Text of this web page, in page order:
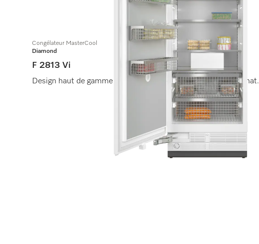
Congélateur MasterCool
Diamond
F 2813 Vi
Design haut de gamme et technologie de pointe en grand format.